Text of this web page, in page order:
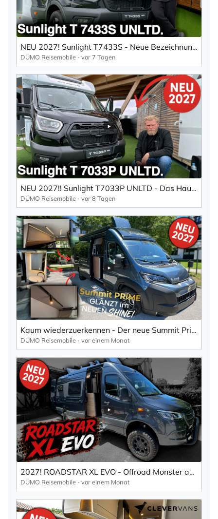
NEU 2027! Sunlight T7433S - Neue Bezeichnung im bekannten Grundriss!
DÜMO Reisemobile vor 7 Tagen
NEU 2027!! Sunlight T7033P UNLTD - Das Haus auf 4 Rädern
DÜMO Reisemobile vor 8 Tagen
Kaum wiederzuerkennen - Der neue Summit Prime von Pössl
DÜMO Reisemobile vor einem Monat
2027! ROADSTAR XL EVO - Offroad Monster auf 7 Meter!
DÜMO Reisemobile vor einem Monat